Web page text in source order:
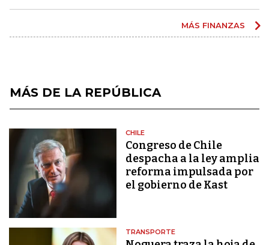
MÁS FINANZAS
MÁS DE LA REPÚBLICA
CHILE
Congreso de Chile
despacha a la ley amplia
reforma impulsada por
el gobierno de Kast
TRANSPORTE